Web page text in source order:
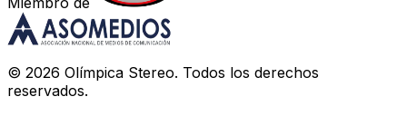
© 2026 Olímpica Stereo. Todos los derechos
reservados.